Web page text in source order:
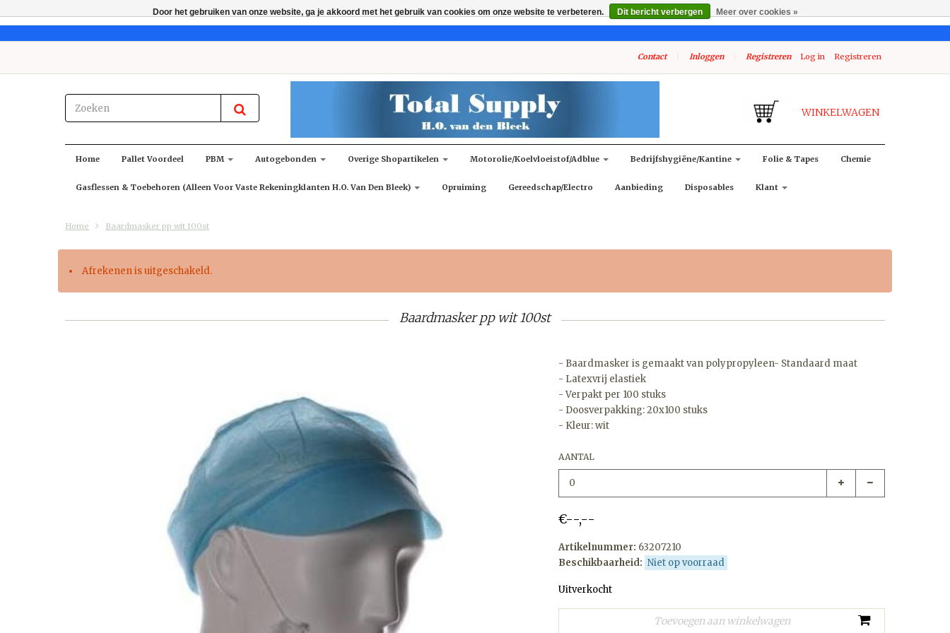
Contact Inloggen Registreren Log in Registreren
WINKELWAGEN
Home Pallet Voordeel PBM Autogebonden Overige Shopartikelen Motorolie/koelvloeistof/adblue Bedrijfshygiëne/kantine Folie & Tapes Chemie
Gasflessen & Toebehoren (alleen Voor Vaste Rekeningklanten H.O. Van Den Bleek) Opruiming Gereedschap/Electro Aanbieding Disposables Klant
Home Baardmasker pp wit 100st
Afrekenen is uitgeschakeld.
Baardmasker pp wit 100st
- Baardmasker is gemaakt van polypropyleen- Standaard maat
- Latexvrij elastiek
- Verpakt per 100 stuks
- Doosverpakking: 20x100 stuks
- Kleur: wit
AANTAL
€--,--
Artikelnummer: 63207210
Beschikbaarheid: Niet op voorraad
Uitverkocht
Door het gebruiken van onze website, ga je akkoord met het gebruik van cookies om onze website te verbeteren. Dit bericht verbergen Meer over cookies »